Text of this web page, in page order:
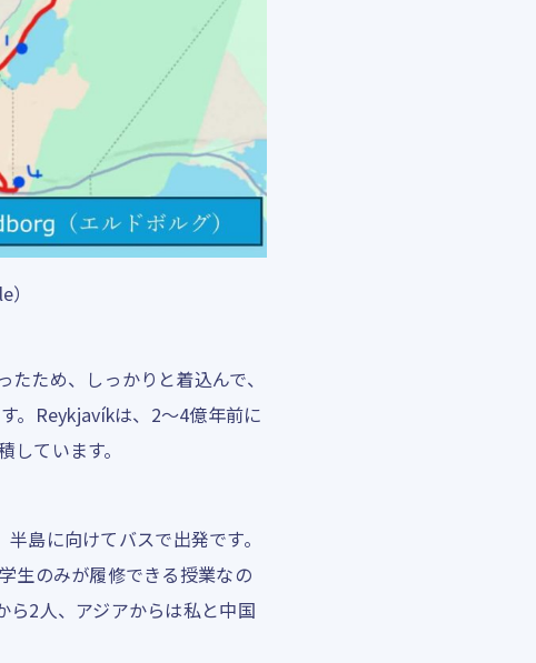
ため、しっかりと着込んで、
。Reykjavíkは、2～4億年前に
ています。
島に向けてバスで出発です。
生のみが履修できる授業なの
ら2人、アジアからは私と中国